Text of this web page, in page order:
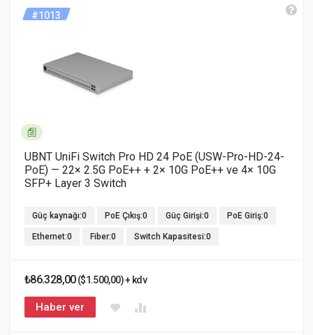
#1013
UBNT UniFi Switch Pro HD 24 PoE (USW-Pro-HD-24-
PoE) — 22× 2.5G PoE++ + 2× 10G PoE++ ve 4× 10G
SFP+ Layer 3 Switch
Güç kaynağı:0 PoE Çıkış:0 Güç Girişi:0 PoE Giriş:0
Ethernet:0 Fiber:0 Switch Kapasitesi:0
₺86.328,00($1.500,00) + kdv
Haber ver